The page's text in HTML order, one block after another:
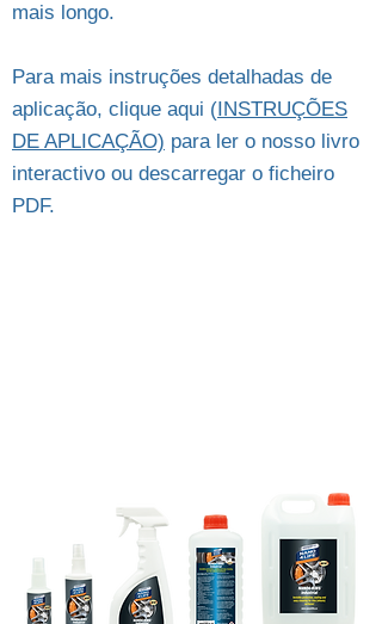
mais longo.
Para mais instruções detalhadas de
aplicação, clique aqui (INSTRUÇÕES
DE APLICAÇÃO) para ler o nosso livro
interactivo ou descarregar o ficheiro
PDF.